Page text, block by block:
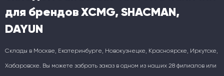
для брендов XCMG, SHACMAN,
DAYUN
Склады в Москве, Екатеринбурге, Новокузнецке, Красноярске, Иркутске,
Хабаровске. Вы можете забрать заказ в одном из наших 28 филиалов или